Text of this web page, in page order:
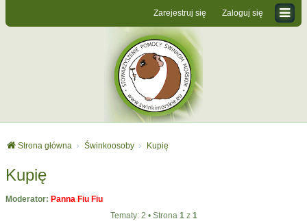
Zaloguj się
Zarejestruj się
Strona główna Świnkoosoby Kupię
Kupię
Moderator: Panna Fiu Fiu
Tematy: 2 • Strona 1z 1